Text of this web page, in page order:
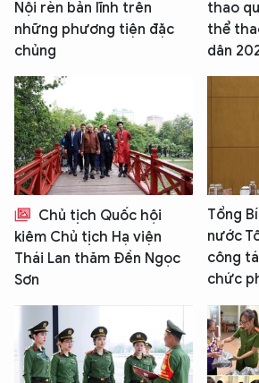
Nội rèn bản lĩnh trên
những phương tiện đặc
chủng
thao
thể
dân
Chủ tịch Quốc hội
kiêm Chủ tịch Hạ viện
Thái Lan thăm Đền Ngọc
Sơn
Tổng
nước
công
chức